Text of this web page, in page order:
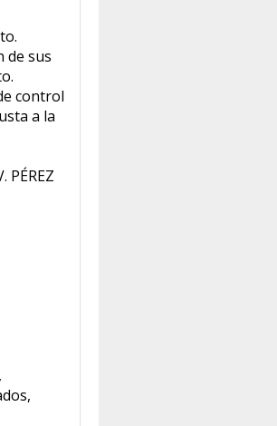
de sus
control
a la
PÉREZ